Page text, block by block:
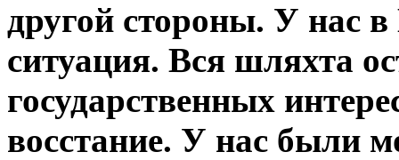
другой стороны. У нас
ситуация. Вся шляхта
государственных
восстание. У нас были